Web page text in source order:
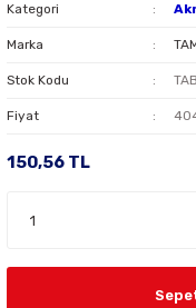
Kategori
Marka
Stok Kodu
Fiyat
150,56 TL